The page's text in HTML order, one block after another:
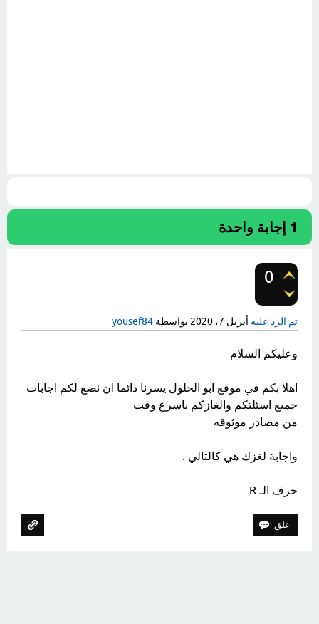
1 إجابة واحدة
0
تم الرد عليه أبريل 7، 2020 بواسطة yousef84
وعليكم السلام
اهلا بكم في موقع ابو الحلول يسرنا دائما ان نضع لكم اجابات
جميع اسئلتكم والغازكم باسرع وقت
من مصادر موثوقه
واجابة لغزك هي كالتالي :
حرف الـ R